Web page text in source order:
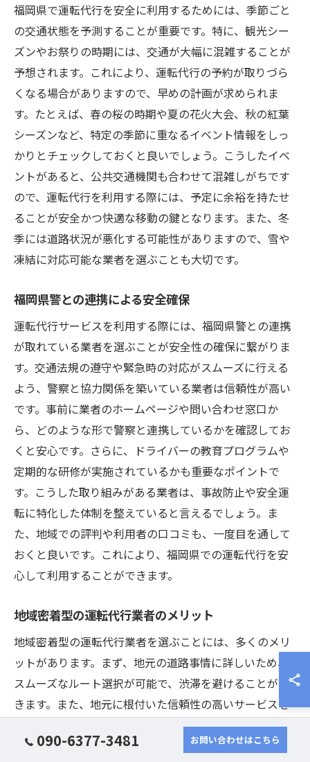
福岡県で運転代行を安全に利用するためには、季節ごと
の交通状態を予測することが重要です。特に、観光シー
ズンやお祭りの時期には、交通が大幅に混雑することが
予想されます。これにより、運転代行の予約が取りづら
くなる場合がありますので、早めの計画が求められま
す。たとえば、春の桜の時期や夏の花火大会、秋の紅葉
シーズンなど、特定の季節に重なるイベント情報をしっ
かりとチェックしておくと良いでしょう。こうしたイベ
ントがあると、公共交通機関も合わせて混雑しがちです
ので、運転代行を利用する際には、予定に余裕を持たせ
ることが安全かつ快適な移動の鍵となります。また、冬
季には道路状況が悪化する可能性がありますので、雪や
凍結に対応可能な業者を選ぶことも大切です。
福岡県警との連携による安全確保
運転代行サービスを利用する際には、福岡県警との連携
が取れている業者を選ぶことが安全性の確保に繋がりま
す。交通法規の遵守や緊急時の対応がスムーズに行える
よう、警察と協力関係を築いている業者は信頼性が高い
です。事前に業者のホームページや問い合わせ窓口か
ら、どのような形で警察と連携しているかを確認してお
くと安心です。さらに、ドライバーの教育プログラムや
定期的な研修が実施されているかも重要なポイントで
す。こうした取り組みがある業者は、事故防止や安全運
転に特化した体制を整えていると言えるでしょう。ま
た、地域での評判や利用者の口コミも、一度目を通して
おくと良いです。これにより、福岡県での運転代行を安
心して利用することができます。
地域密着型の運転代行業者のメリット
地域密着型の運転代行業者を選ぶことには、多くのメリ
ットがあります。まず、地元の道路事情に詳しいため、
スムーズなルート選択が可能で、渋滞を避けることがで
きます。また、地元に根付いた信頼性の高いサービスを
提供しており、突発的なトラブルにも迅速に対応してく
れる点が魅力です。さらに、地域の特性に合わせた柔軟
090-6377-3481 お問い合わせはこちら